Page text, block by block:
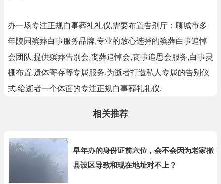
办一场专注正规白事葬礼礼仪,需要布置告别厅：聊城市多
年陵园殡葬白事服务品牌,专业的放心选择的殡葬白事追悼
会团队,提供殡葬告别会,丧葬追悼会,丧事追思会服务,白事灵
棚布置,遗体寄存等专属服务,为逝者打造私人专属的告别仪
式,给逝者一个体面的专注正规白事葬礼礼仪.
相关推荐
早年办的身份证前六位，会不会因为老家撤
县设区导致和现在地址对不上？